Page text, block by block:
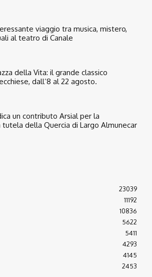
viaggio tra musica, mistero,
al teatro di Canale
della Vita: il grande classico
dall’8 al 22 agosto.
un contributo Arsial per la
della Quercia di Largo Almunecar
23039
11192
10836
5622
5411
4293
4145
2453